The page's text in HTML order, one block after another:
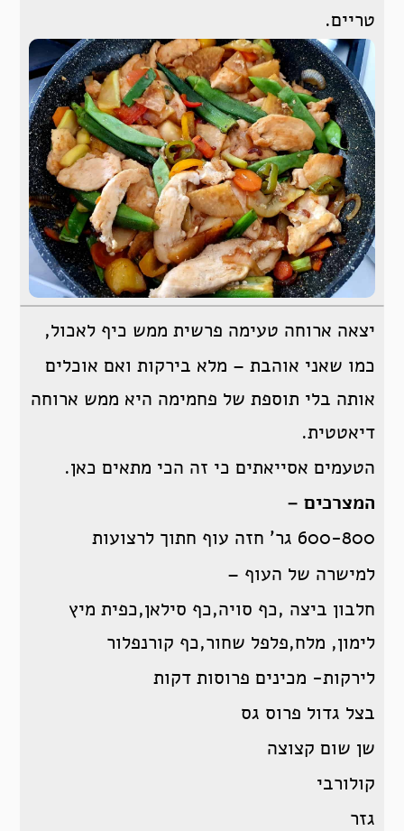
טריים.
יצאה ארוחה טעימה פרשית ממש כיף לאכול,
כמו שאני אוהבת – מלא בירקות ואם אוכלים
אותה בלי תוספת של פחמימה היא ממש ארוחה
דיאטטית.
הטעמים אסייאתים כי זה הכי מתאים כאן.
המצרכים –
600-800 גר’ חזה עוף חתוך לרצועות
למישרה של העוף –
חלבון ביצה ,כף סויה,כף סילאן,כפית מיץ
לימון, מלח,פלפל שחור,כף קורנפלור
לירקות- מכינים פרוסות דקות
בצל גדול פרוס גס
שן שום קצוצה
קולורבי
גזר